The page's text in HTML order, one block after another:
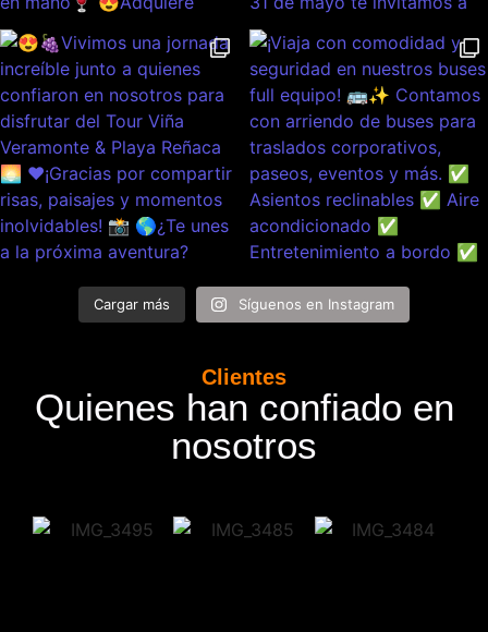
Cargar más Síguenos en Instagram
Clientes
Quienes han confiado en
nosotros